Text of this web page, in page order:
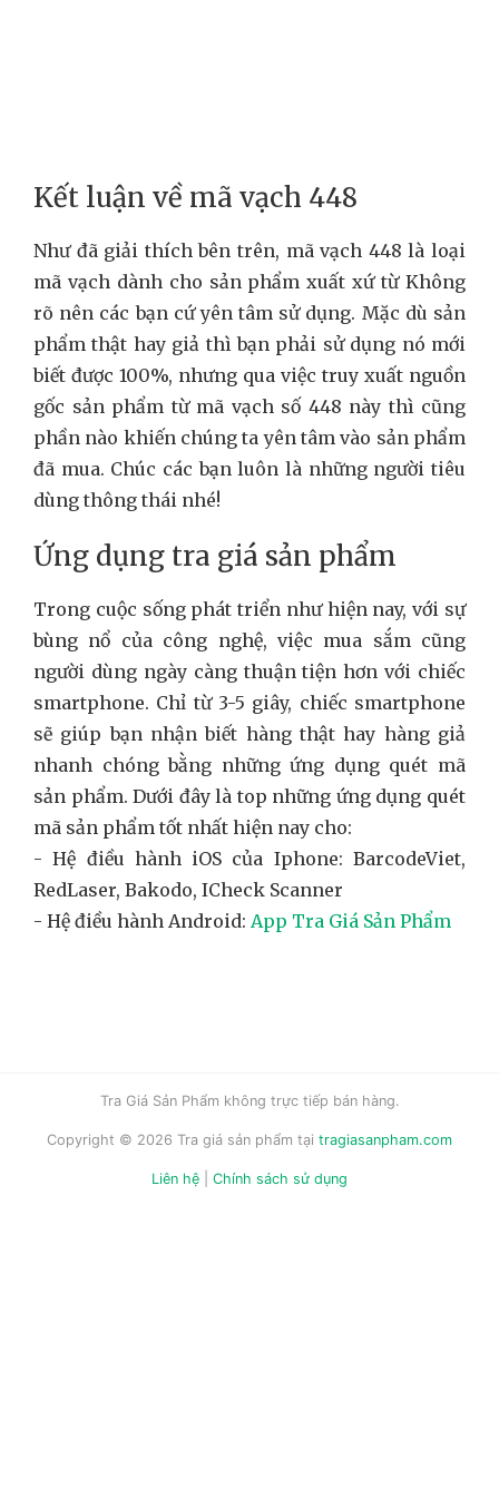
Kết luận về mã vạch 448
Như đã giải thích bên trên, mã vạch 448 là loại
mã vạch dành cho sản phẩm xuất xứ từ Không
rõ nên các bạn cứ yên tâm sử dụng. Mặc dù sản
phẩm thật hay giả thì bạn phải sử dụng nó mới
biết được 100%, nhưng qua việc truy xuất nguồn
gốc sản phẩm từ mã vạch số 448 này thì cũng
phần nào khiến chúng ta yên tâm vào sản phẩm
đã mua. Chúc các bạn luôn là những người tiêu
dùng thông thái nhé!
Ứng dụng tra giá sản phẩm
Trong cuộc sống phát triển như hiện nay, với sự
bùng nổ của công nghệ, việc mua sắm cũng
người dùng ngày càng thuận tiện hơn với chiếc
smartphone. Chỉ từ 3-5 giây, chiếc smartphone
sẽ giúp bạn nhận biết hàng thật hay hàng giả
nhanh chóng bằng những ứng dụng quét mã
sản phẩm. Dưới đây là top những ứng dụng quét
mã sản phẩm tốt nhất hiện nay cho:
- Hệ điều hành iOS của Iphone: BarcodeViet,
RedLaser, Bakodo, ICheck Scanner
- Hệ điều hành Android: App Tra Giá Sản Phẩm
Tra Giá Sản Phẩm không trực tiếp bán hàng.
Copyright © 2026 Tra giá sản phẩm tại tragiasanpham.com
Liên hệ Chính sách sử dụng